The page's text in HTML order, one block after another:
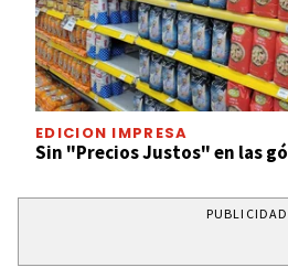
EDICION IMPRESA
Sin "Precios Justos" en las
PUBLICIDAD